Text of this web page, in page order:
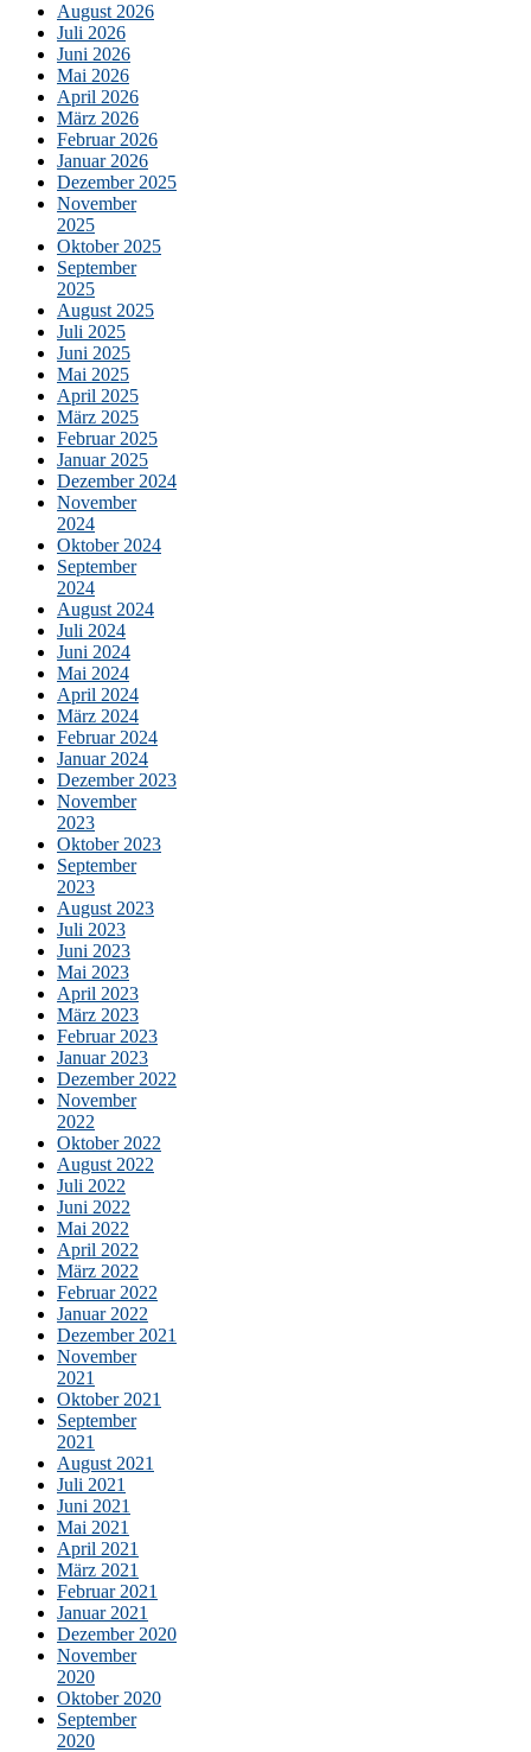
August 2026
Juli 2026
Juni 2026
Mai 2026
April 2026
März 2026
Februar 2026
Januar 2026
Dezember 2025
November
2025
Oktober 2025
September
2025
August 2025
Juli 2025
Juni 2025
Mai 2025
April 2025
März 2025
Februar 2025
Januar 2025
Dezember 2024
November
2024
Oktober 2024
September
2024
August 2024
Juli 2024
Juni 2024
Mai 2024
April 2024
März 2024
Februar 2024
Januar 2024
Dezember 2023
November
2023
Oktober 2023
September
2023
August 2023
Juli 2023
Juni 2023
Mai 2023
April 2023
März 2023
Februar 2023
Januar 2023
Dezember 2022
November
2022
Oktober 2022
August 2022
Juli 2022
Juni 2022
Mai 2022
April 2022
März 2022
Februar 2022
Januar 2022
Dezember 2021
November
2021
Oktober 2021
September
2021
August 2021
Juli 2021
Juni 2021
Mai 2021
April 2021
März 2021
Februar 2021
Januar 2021
Dezember 2020
November
2020
Oktober 2020
September
2020